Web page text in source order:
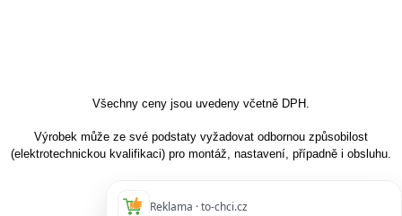
Všechny ceny jsou uvedeny včetně DPH.
Výrobek může ze své podstaty vyžadovat odbornou způsobilost
(elektrotechnickou kvalifikaci) pro montáž, nastavení, případně i obsluhu.
Reklama · to-chci.cz